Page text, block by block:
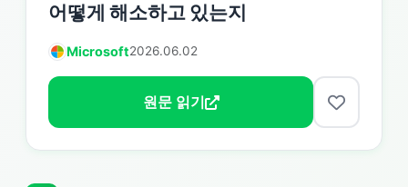
어떻게 해소하고 있는지
Microsoft2026.06.02
원문 읽기